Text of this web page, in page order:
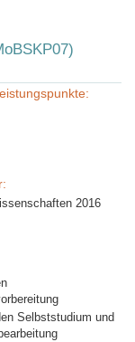
2016
Selbststudium und